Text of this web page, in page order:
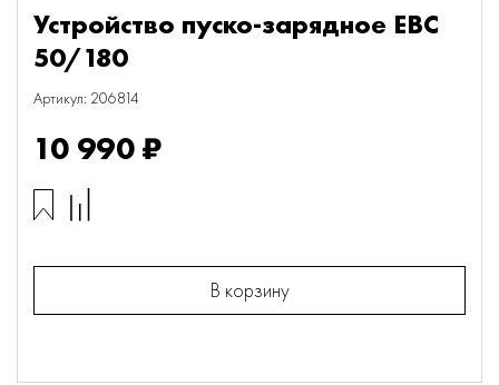
Устройство пуско-зарядное EBC
50/180
Артикул: 206814
10 990 ₽
В корзину